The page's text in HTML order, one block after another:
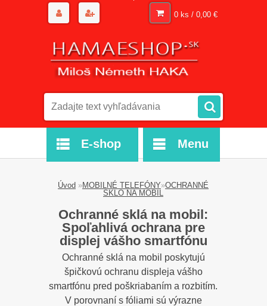
0 ks / 0,00 €
E-shop Menu
Úvod »MOBILNÉ TELEFÓNY»OCHRANNÉ
SKLO NA MOBIL
Ochranné sklá na mobil:
Spoľahlivá ochrana pre
displej vášho smartfónu
Ochranné sklá na mobil poskytujú
špičkovú ochranu displeja vášho
smartfónu pred poškriabaním a rozbitím.
V porovnaní s fóliami sú výrazne